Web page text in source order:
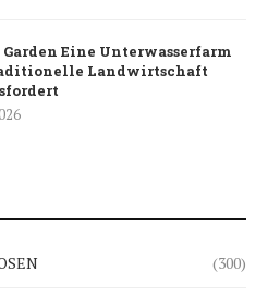
Garden Eine Unterwasserfarm
Landwirtschaft
(300)